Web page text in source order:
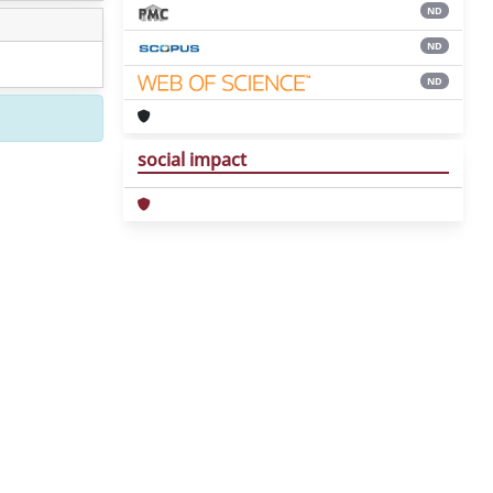
ND
ND
ND
social impact